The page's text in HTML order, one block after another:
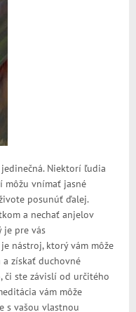
Niektorí ľudia
môžu vnímať jasné
posunúť ďalej.
a nechať anjelov
je pre vás
nástroj, ktorý vám môže
získať duchovné
či ste závislí od určitého
vám môže
s vašou vlastnou